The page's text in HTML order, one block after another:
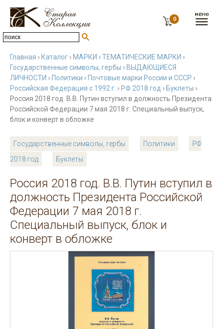
0
Главная › Каталог › МАРКИ ›ТЕМАТИЧЕСКИЕ МАРКИ ›
Государственные символы, гербы › ВЫДАЮЩИЕСЯ
ЛИЧНОСТИ › Политики › Почтовые марки России и СССР ›
Российская Федерация с 1992 г. › РФ 2018 год › Буклеты ›
Россия 2018 год. В.В. Путин вступил в должность Президента
Российской Федерации 7 мая 2018 г. Специальный выпуск,
блок и конверт в обложке
Государственные символы, гербы Политики
РФ
2018 год
Буклеты
Россия 2018 год. В.В. Путин вступил в
должность Президента Российской
Федерации 7 мая 2018 г.
Специальный выпуск, блок и
конверт в обложке